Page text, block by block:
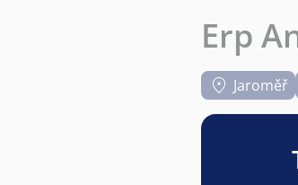
Erp
Jaroměř